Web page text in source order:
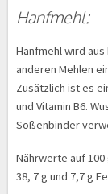
Hanfmehl:
Hanfmehl wird
anderen Mehlen
Zusätzlich ist es
und Vitamin B6.
Soßenbinder
Nährwerte auf
38, 7 g und 7,7 g